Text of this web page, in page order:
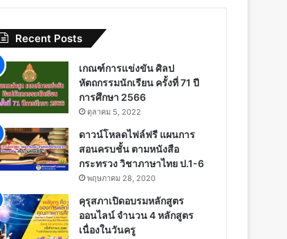
Recent Posts
เกณฑ์การแข่งขัน ศิลป
หัตถกรรมนักเรียน ครั้งที่ 71 ปี
การศึกษา 2566
ตุลาคม 5, 2022
ดาวน์โหลดไฟล์ฟรี แผนการ
สอนครบชั้น ตามหนังสือ
กระทรวง วิชาภาษาไทย ป.1-6
พฤษภาคม 28, 2020
คุรุสภาเปิดอบรมหลักสูตร
ออนไลน์ จำนวน 4 หลักสูตร
เนื่องในวันครู